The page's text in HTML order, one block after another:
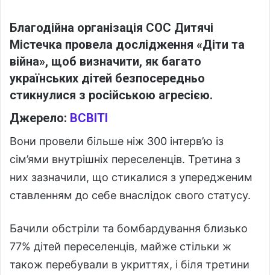
Благодійна організація СОС Дитячі
Містечка провела дослідження «Діти та
війна», щоб визначити, як багато
українських дітей безпосередньо
стикнулися з російською агресією.
Джерело: ВСВІТІ
Вони провели більше ніж 300 інтерв’ю із
сім’ями внутрішніх переселенців. Третина з
них зазначили, що стикалися з упередженим
ставленням до себе внаслідок свого статусу.
Бачили обстріли та бомбардування близько
77% дітей переселенців, майже стільки ж
також перебували в укриттях, і біля третини